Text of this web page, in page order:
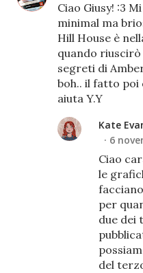
Ciao Giusy! :3
minimal ma
Hill House è
quando
segreti di
boh.. il fatto poi
aiuta Y.Y
Kate
6
Ciao
le
per
due dei
del